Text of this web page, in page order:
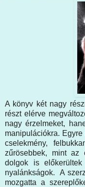
A könyv két nagy
részt elérve
nagy érzelmeket,
manipulációkra.
cselekmény,
zűrösebbek, mint az
dolgok is
nyalánkságok. A
mozgatta a